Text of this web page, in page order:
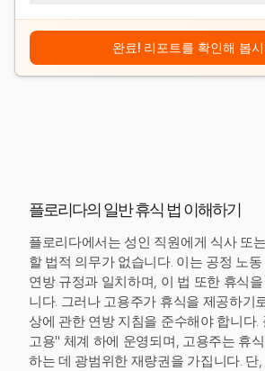
완료! 리포트를 확인해 봅
플로리다의 일반 휴식 법 이해하기
플로리다에서는 성인 직원에게 식사 또
할 법적 의무가 없습니다. 이는 공정 노
연방 규정과 일치하며, 이 법 또한 휴식
니다. 그러나 고용주가 휴식을 제공하기
상에 관한 연방 지침을 준수해야 합니다.
고용" 체계 하에 운영되며, 고용주는 휴
하는 데 광범위한 재량권을 가집니다. 단